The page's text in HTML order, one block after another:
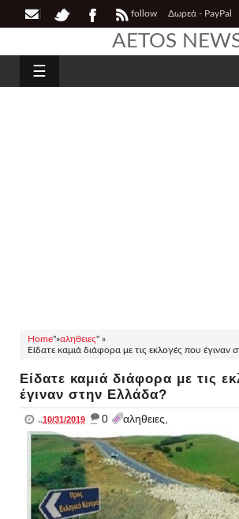
follow Δωρεά - PayPal
AETOS
☰
Home"»αληθειες" »
Είδατε καμιά διάφορα με τις εκλογές που έγιναν
Είδατε καμιά διάφορα με τις
έγιναν στην Ελλάδα?
..10/31/2019 _ 0 αληθειες,